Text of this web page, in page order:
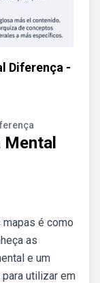
Diferença -
é como
as
e um
utilizar em